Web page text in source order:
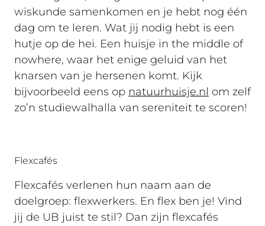
wiskunde samenkomen en je hebt nog één
dag om te leren. Wat jij nodig hebt is een
hutje op de hei. Een huisje in the middle of
nowhere, waar het enige geluid van het
knarsen van je hersenen komt. Kijk
bijvoorbeeld eens op natuurhuisje.nl om zelf
zo’n studiewalhalla van sereniteit te scoren!
Flexcafés
Flexcafés verlenen hun naam aan de
doelgroep: flexwerkers. En flex ben je! Vind
jij de UB juist te stil? Dan zijn flexcafés